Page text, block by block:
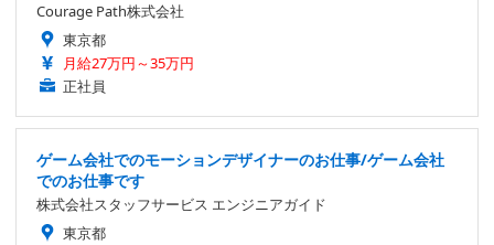
Courage Path株式会社
東京都
月給27万円～35万円
正社員
ゲーム会社でのモーションデザイナーのお仕事/ゲーム会社
でのお仕事です
株式会社スタッフサービス エンジニアガイド
東京都